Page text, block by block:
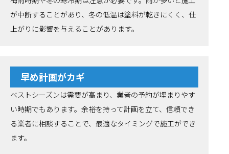
が中断することがあり、冬の低温は塗料が乾きにくく、仕
上がりに影響を与えることがあります。
早め計画がカギ
ベストシーズンは需要が高まり、業者の予約が埋まりやす
い時期でもあります。余裕を持って計画を立て、信頼でき
る業者に相談することで、最適なタイミングで施工ができ
ます。